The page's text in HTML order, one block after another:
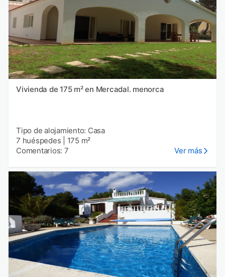
Vivienda de 175 m² en Mercadal. menorca
Tipo de alojamiento: Casa
7 huéspedes
175 m²
Comentarios: 7
Ver más